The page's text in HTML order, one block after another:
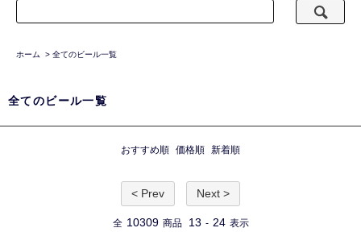
ホーム > 全てのビール一覧
全てのビール一覧
おすすめ順 価格順 新着順
< Prev Next >
全 10309 商品 13 - 24 表示